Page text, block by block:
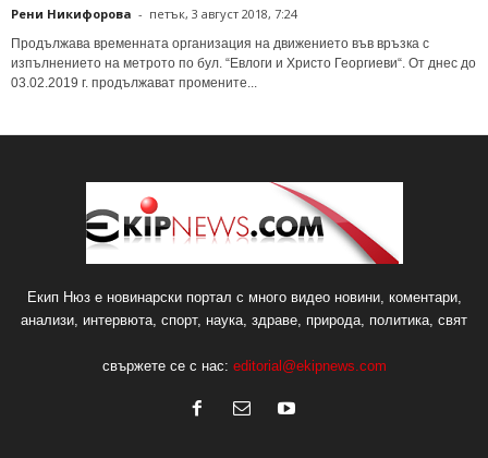
Рени Никифорова - петък, 3 август 2018, 7:24
Продължава временната организация на движението във връзка с
изпълнението на метрото по бул. “Евлоги и Христо Георгиеви“. От днес до
03.02.2019 г. продължават промените...
Екип Нюз е новинарски портал с много видео новини, коментари,
анализи, интервюта, спорт, наука, здраве, природа, политика, свят
свържете се с нас: editorial@ekipnews.com